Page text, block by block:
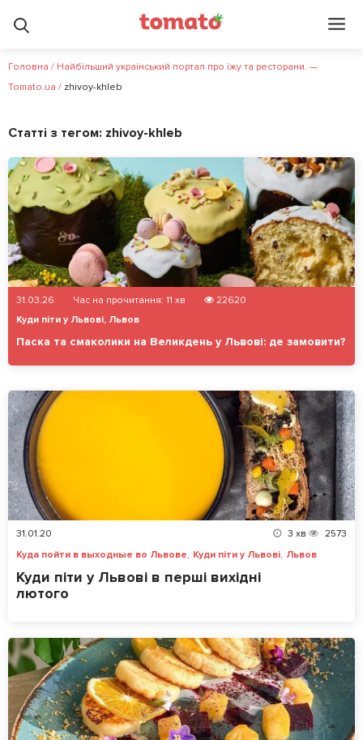
Головна / Найбільший український портал про їжу та ресторани. —
Tomato.ua / zhivoy-khleb
Статті з тегом: zhivoy-khleb
31.03.26 Час на прочитання: 11 хв
22620
Куди піти у Львові, Львов
Паска та смаколики на Великдень у Львові: де замовити?
31.01.20 3 хв
2573
Куда пойти в выходные во Львове, Куди піти у Львові, Львов
Куди піти у Львові в перші вихідні
лютого